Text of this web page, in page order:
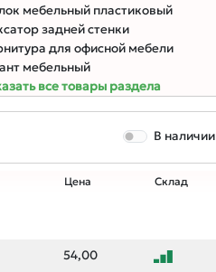
мебельный пластиковый
задней стенки
для офисной мебели
мебельный
все товары раздела
В наличии
Цена Склад
54,00